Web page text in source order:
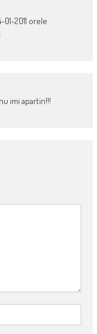
2011 orele
imi apartin!!!